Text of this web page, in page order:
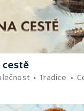
cestě
Tradice